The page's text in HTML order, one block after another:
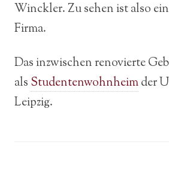
Winckler. Zu sehen ist also
Firma.
Das inzwischen renovierte
als Studentenwohnheimder
Leipzig.